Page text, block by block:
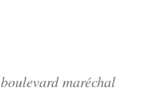
boulevard maréchal